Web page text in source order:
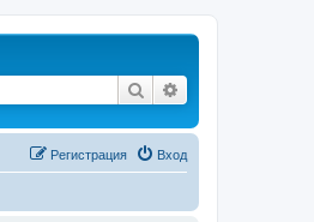
Поиск
Вход
Регистрация